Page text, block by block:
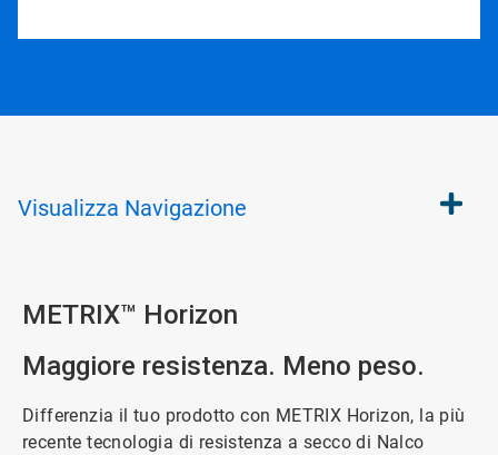
Visualizza Navigazione
METRIX™ Horizon
Maggiore resistenza. Meno peso.
Differenzia il tuo prodotto con METRIX Horizon, la più
recente tecnologia di resistenza a secco di Nalco